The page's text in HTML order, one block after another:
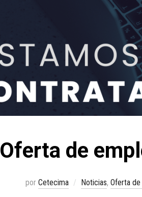
Oferta de
por Cetecima Noticias, Oferta